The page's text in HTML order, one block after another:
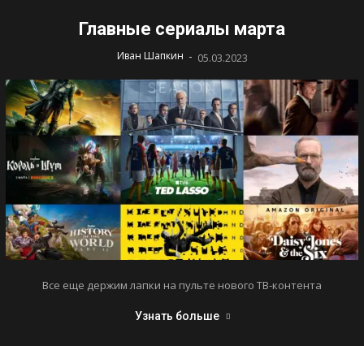
Главные сериалы марта
Иван Шапкин - 05.03.2023
Все еще держим лапки на пульте нового ТВ-контента
Узнать больше